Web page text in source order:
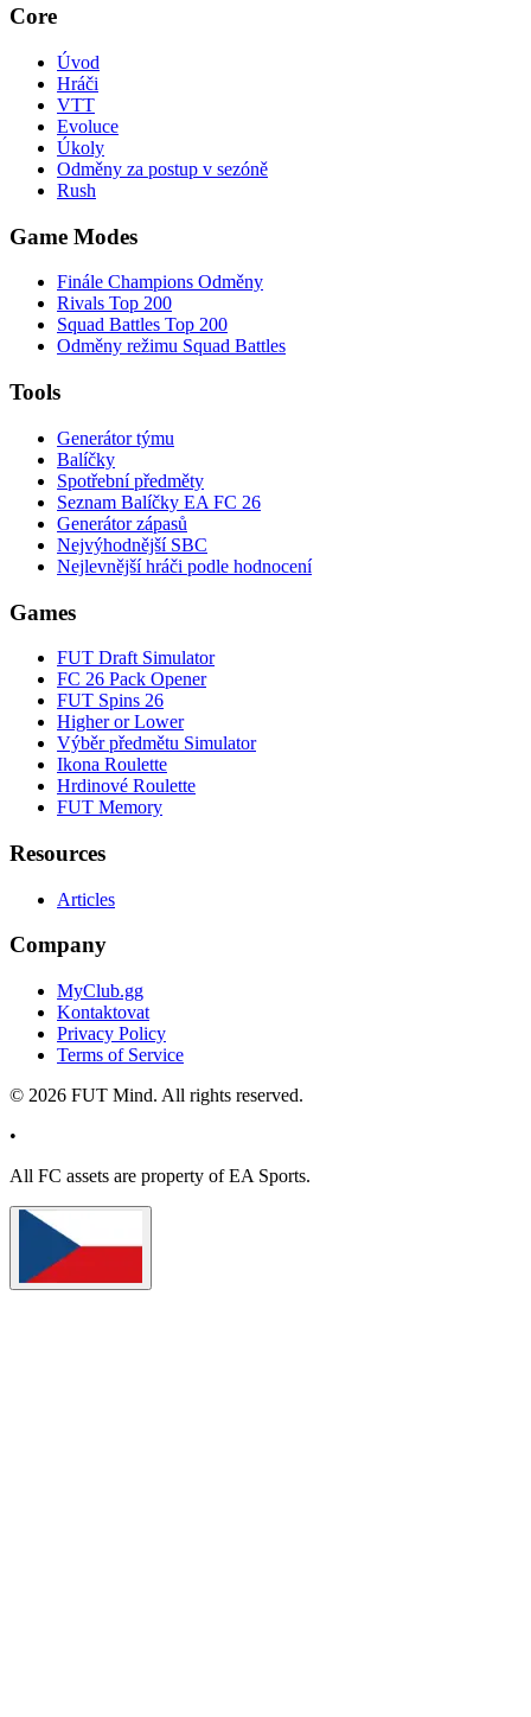
Core
Úvod
Hráči
VTT
Evoluce
Úkoly
Odměny za postup v sezóně
Rush
Game Modes
Finále Champions Odměny
Rivals Top 200
Squad Battles Top 200
Odměny režimu Squad Battles
Tools
Generátor týmu
Balíčky
Spotřební předměty
Seznam Balíčky EA FC 26
Generátor zápasů
Nejvýhodnější SBC
Nejlevnější hráči podle hodnocení
Games
FUT Draft Simulator
FC 26 Pack Opener
FUT Spins 26
Higher or Lower
Výběr předmětu Simulator
Ikona Roulette
Hrdinové Roulette
FUT Memory
Resources
Articles
Company
MyClub.gg
Kontaktovat
Privacy Policy
Terms of Service
© 2026 FUT Mind. All rights reserved.
•
All FC assets are property of EA Sports.